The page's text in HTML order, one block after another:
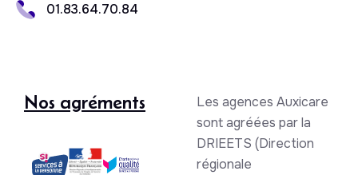
01.83.64.70.84
Nos agréments
Les agences Auxicare
sont agréées par la
DRIEETS (Direction
régionale